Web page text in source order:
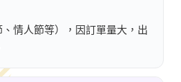
情人節等），因訂單量大，出